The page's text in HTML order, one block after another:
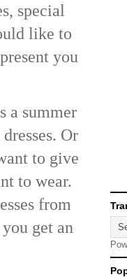
special
like to
you
a summer
Or
to give
to wear.
from
get an